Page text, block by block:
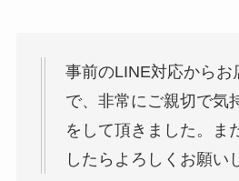
事前のLINE対応からお
で、非常にご親切で気
をして頂きました。ま
したらよろしくお願い